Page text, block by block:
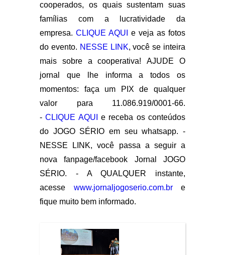
cooperados, os quais sustentam suas
famílias com a lucratividade da
empresa. CLIQUE AQUI
e veja as fotos
do evento. NESSE LINK, você se inteira
mais sobre a cooperativa! AJUDE O
jornal que lhe informa a todos os
momentos: faça um PIX de qualquer
valor para 11.086.919/0001-66.
-CLIQUE AQUI
e receba os conteúdos
do JOGO SÉRIO em seu whatsapp. -
NESSE LINK, você passa a seguir a
nova fanpage/facebook Jornal JOGO
SÉRIO. - A QUALQUER instante,
acesse www.jornaljogoserio.com.bre
fique muito bem informado.